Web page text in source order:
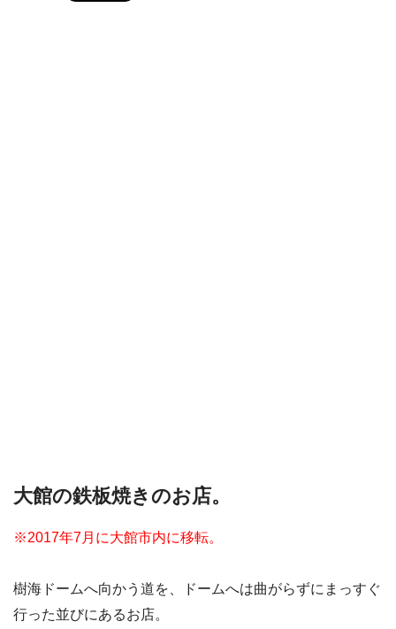
大館の鉄板焼きのお店。
※2017年7月に大館市内に移転。
樹海ドームへ向かう道を、ドームへは曲がらずにまっすぐ
行った並びにあるお店。